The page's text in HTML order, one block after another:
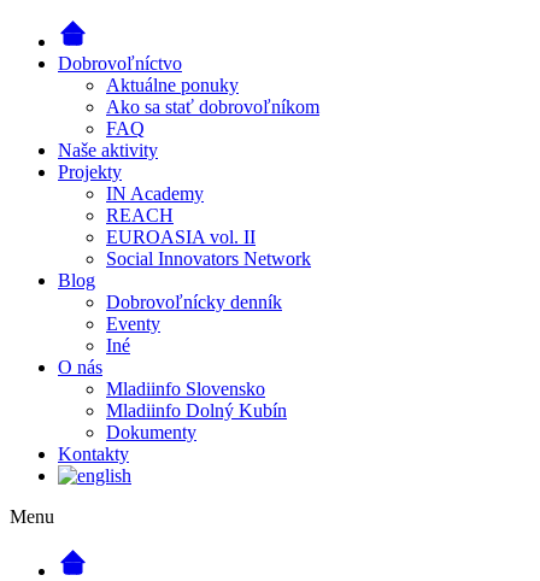
Dobrovoľníctvo
Aktuálne ponuky
Ako sa stať dobrovoľníkom
FAQ
Naše aktivity
Projekty
IN Academy
REACH
EUROASIA vol. II
Social Innovators Network
Blog
Dobrovoľnícky denník
Eventy
Iné
O nás
Mladiinfo Slovensko
Mladiinfo Dolný Kubín
Dokumenty
Kontakty
Menu